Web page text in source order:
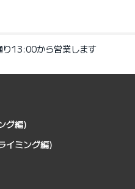
13:00から営業します
グ編)
イミング編)